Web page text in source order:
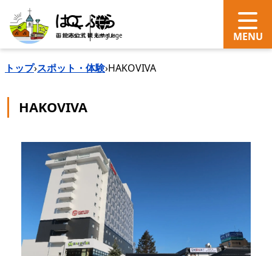
search Language
トップ›スポット・体験›HAKOVIVA
HAKOVIVA